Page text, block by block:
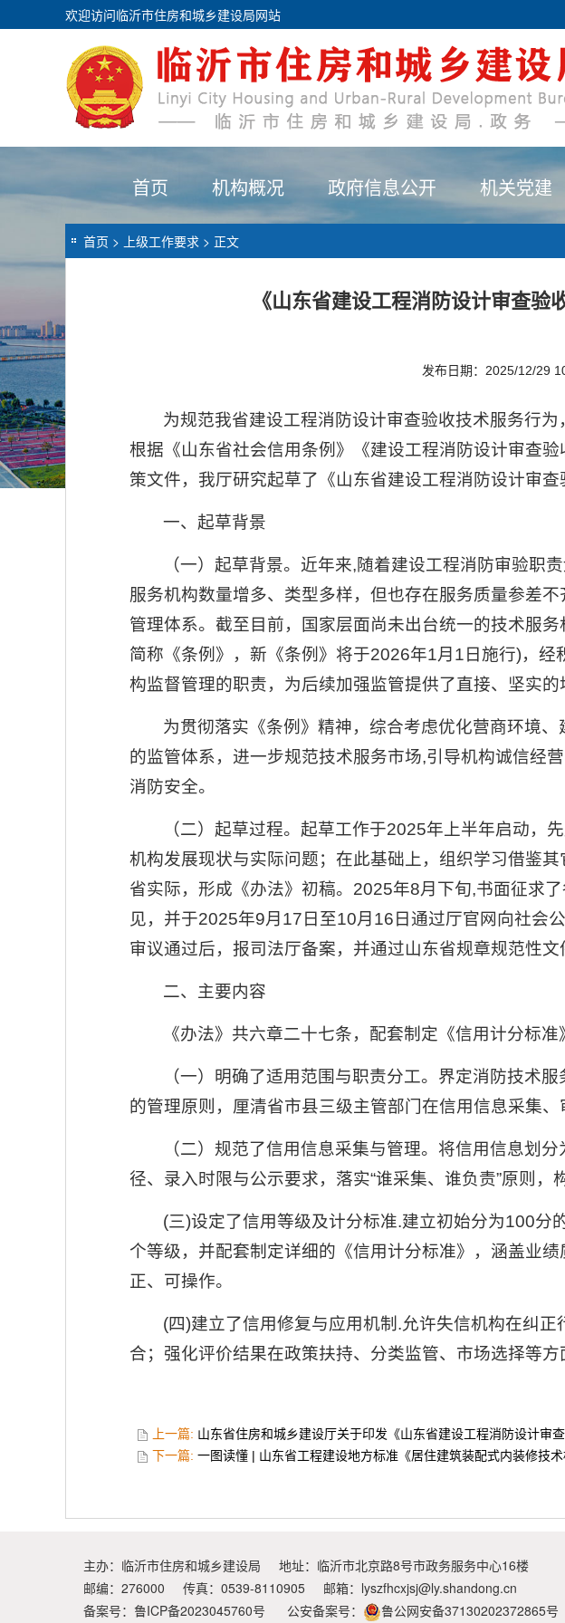
欢迎访问临沂市住房和城乡建设局网站
首页 机构概况 政府信息公开 机关党建
首页 > 上级工作要求 > 正文
《山东省建设工程消防设计审查
发布日期：2025/12/29
为规范我省建设工程消防设计审查验收技术服务行
根据《山东省社会信用条例》《建设工程消防设计审查
策文件，我厅研究起草了《山东省建设工程消防设计审查
一、起草背景
（一）起草背景。近年来,随着建设工程消防审验职
服务机构数量增多、类型多样，但也存在服务质量参差
管理体系。截至目前，国家层面尚未出台统一的技术服
简称《条例》，新《条例》将于2026年1月1日施行)，
构监督管理的职责，为后续加强监管提供了直接、坚实的
为贯彻落实《条例》精神，综合考虑优化营商环境
的监管体系，进一步规范技术服务市场,引导机构诚信经
消防安全。
（二）起草过程。起草工作于2025年上半年启动，
机构发展现状与实际问题；在此基础上，组织学习借鉴
省实际，形成《办法》初稿。2025年8月下旬,书面征求
见，并于2025年9月17日至10月16日通过厅官网向社会
审议通过后，报司法厅备案，并通过山东省规章规范性文
二、主要内容
《办法》共六章二十七条，配套制定《信用计分标准
（一）明确了适用范围与职责分工。界定消防技术
的管理原则，厘清省市县三级主管部门在信用信息采集、
（二）规范了信用信息采集与管理。将信用信息划
径、录入时限与公示要求，落实“谁采集、谁负责”原则，
(三)设定了信用等级及计分标准.建立初始分为100
个等级，并配套制定详细的《信用计分标准》，涵盖业
正、可操作。
(四)建立了信用修复与应用机制.允许失信机构在纠
合；强化评价结果在政策扶持、分类监管、市场选择等方
上一篇: 山东省住房和城乡建设厅关于印发《山东省建设工程消防设计审
下一篇: 一图读懂 | 山东省工程建设地方标准《居住建筑装配式内装修技
主办：临沂市住房和城乡建设局
地址：临沂市北京路8号市政务服务中心16楼
邮编：276000
传真：0539-8110905 邮箱： lyszfhcxjsj@ly.shandong.cn
备案号：鲁ICP备2023045760号
公安备案号： 鲁公网安备37130202372865号